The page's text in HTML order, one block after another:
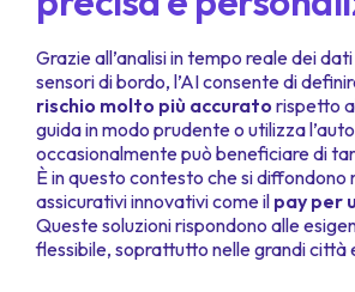
Grazie all’analisi in tempo reale dei
sensori di bordo, l’AI consente di
rischio molto più accurato rispetto
guida in modo prudente o utilizza
occasionalmente può beneficiare di
È in questo contesto che si diffondono
assicurativi innovativi come il pay per
Queste soluzioni rispondono alle
flessibile, soprattutto nelle grandi città